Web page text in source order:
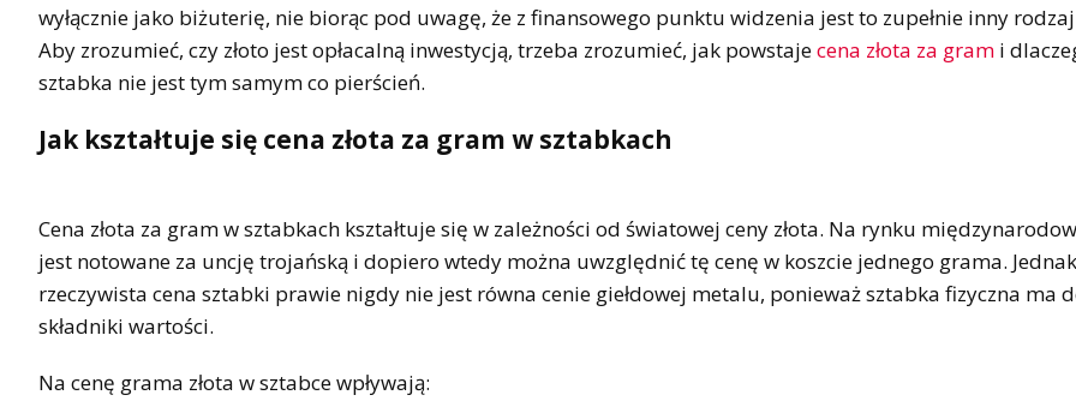
wyłącznie jako biżuterię, nie biorąc pod uwagę, że z finansowego punktu widzenia jest to zupełnie inny
Aby zrozumieć, czy złoto jest opłacalną inwestycją, trzeba zrozumieć, jak powstajecena złota za gram i
sztabka nie jest tym samym co pierścień.
Jak kształtuje się cena złota za gram w sztabkach
Cena złota za gram w sztabkach kształtuje się w zależności od światowej ceny złota. Na rynku
jest notowane za uncję trojańską i dopiero wtedy można uwzględnić tę cenę w koszcie jednego grama. Jednak
rzeczywista cena sztabki prawie nigdy nie jest równa cenie giełdowej metalu, ponieważ sztabka fizyczna ma
składniki wartości.
Na cenę grama złota w sztabce wpływają: